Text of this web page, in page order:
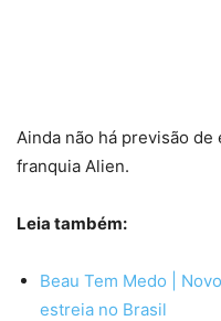
Ainda não há previsão
franquia Alien.
Leia também:
Beau Tem Medo |
estreia no Brasil